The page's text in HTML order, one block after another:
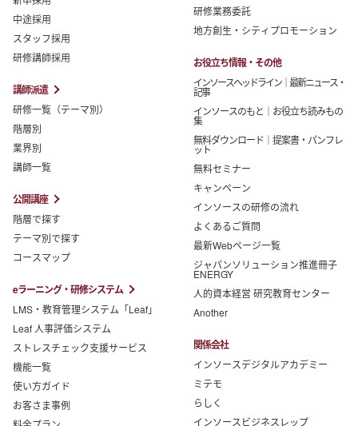
中途採用
スタッフ採用
研修講師採用
講師派遣
研修一覧（テーマ別）
階層別
業界別
講師一覧
公開講座
階層で探す
テーマ別で探す
コースマップ
eラーニング・研修システム
LMS・教育管理システム「Leaf」
Leaf 人事評価システム
ストレスチェック支援サービス
機能一覧
使い方ガイド
お客さま事例
研修業務委託
地方創生・シティプロモーション
お役立ち情報・その他
インソースヘッドライン｜最新ニュース・
記事
インソースのもと｜お役立ち読みもの
集
無料ダウンロード｜提案書・パンフレ
ット
無料セミナー
キャンペーン
インソースの研修の流れ
よくあるご質問
最新Webページ一覧
ジャパンソリューション推進冊子
ENERGY
人的資本経営 研究教育センター
Another
関係会社
インソースデジタルアカデミー
ミテモ
らしく
インソースビジネスレップ